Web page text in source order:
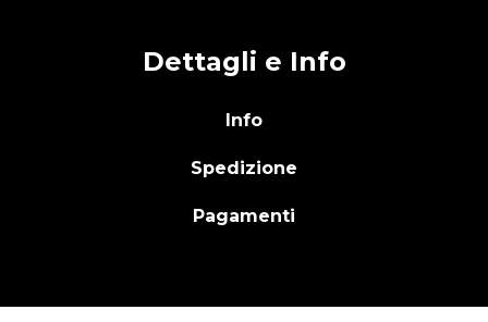
Dettagli e Info
Info
Spedizione
Pagamenti